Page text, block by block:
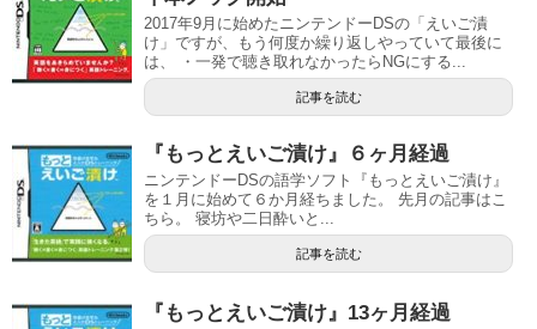
2017年9月に始めたニンテンドーDSの「えいご漬
け」ですが、もう何度か繰り返しやっていて最後に
は、 ・一発で聴き取れなかったらNGにする...
記事を読む
『もっとえいご漬け』６ヶ月経過
ニンテンドーDSの語学ソフト『もっとえいご漬け』
を１月に始めて６か月経ちました。 先月の記事はこ
ちら。 寝坊や二日酔いと...
記事を読む
『もっとえいご漬け』13ヶ月経過